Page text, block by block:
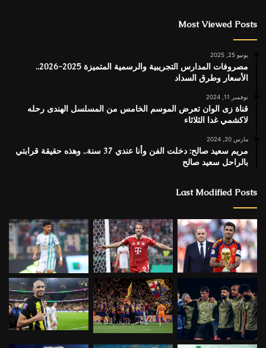
Most Viewed Posts
يونيو 25, 2025
مصروفات المدارس التجريبية والرسمية المتميزة 2025-2026..
الأسعار وطرق السداد
نوفمبر 11, 2024
قناة زى الوان تعرض الموسم الخامس من المسلسل الهندى رحله
لاكشمي غدا الثلاثاء
مارس 20, 2024
مريم سعيد صالح: دخلت الفن وأنا عندي 37 سنة.. وهذه حقيقة قرابتي
بالراحل سعيد صالح
Last Modified Posts